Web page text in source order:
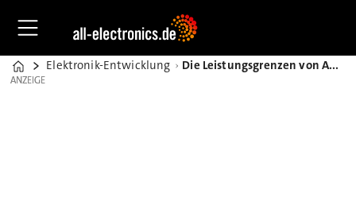
Home
Elektronik-Entwicklung Die Leistungsgrenzen von ARM Cortex-M-Prozessoren erweitern
ANZEIGE
ANZEIGE